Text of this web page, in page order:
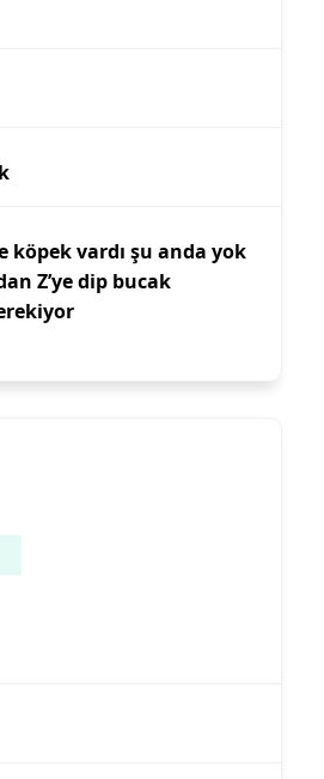
köpek vardı şu anda yok
Z’ye dip bucak